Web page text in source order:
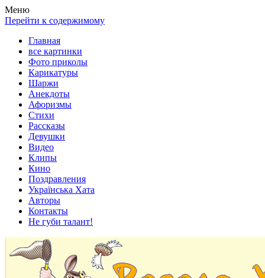
Весела хата — прикольные картинки, смешные истории,
клипы!
Покажем всем ваши фото приколы, карикатуры, шаржи, стихи,
рассказы, видео и песни!
Меню
Перейти к содержимому
Главная
все картинки
Фото приколы
Карикатуры
Шаржи
Анекдоты
Афоризмы
Стихи
Рассказы
Девушки
Видео
Клипы
Кино
Поздравления
Українська Хата
Авторы
Контакты
Не губи талант!